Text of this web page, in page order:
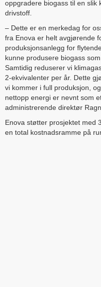
oppgradere biogass til en slik
drivstoff.
– Dette er en merkedag for
fra Enova er helt avgjørende
produksjonsanlegg for
kunne produsere biogass
Samtidig reduserer vi
2-ekvivalenter per år. Dette
vi kommer i full produksjon,
nettopp energi er nevnt som
administrerende direktør
Enova støtter prosjektet med
en total kostnadsramme på